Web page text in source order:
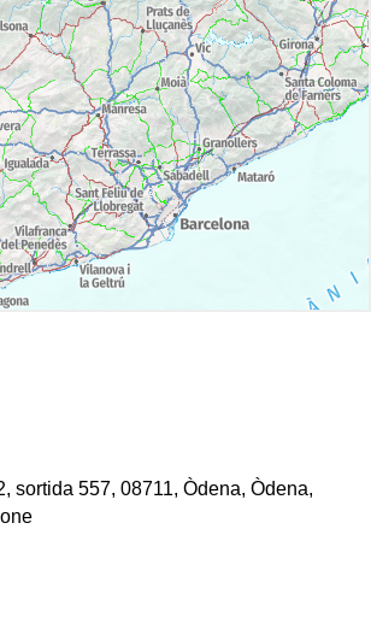
sortida 557, 08711, Òdena, Òdena,